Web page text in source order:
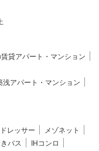
貸アパート・マンション
浅アパート・マンション
レッサー
メゾネット
バス
IHコンロ